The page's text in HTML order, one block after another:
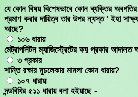
Skip
to
content
যে কোন বিষয় বিশেষভাবে কোন ব্যক্তির
প্রমাণ করার দায়িত্ব তার উপর ন্যস্ত ' ইহা
আছে?
১০৬ ধারায়
মেট্রাপলিটন ম্যাজিস্ট্রেটের কয় প্রকার
৩ প্রকার
শান্তি রক্ষার মুচলেকার মামলা কোন ধারায়?
১০৭ ধারায়
দন্ডবিধির ৫১১ ধারায় বলা হইয়াছে -